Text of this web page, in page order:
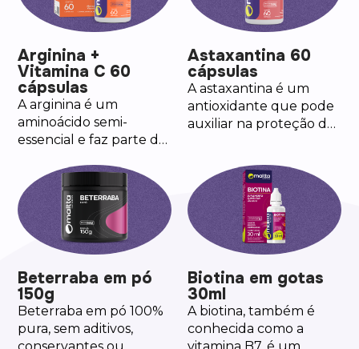
energético.
Arginina +
Vitamina C 60
cápsulas
A arginina é um
aminoácido semi-
essencial e faz parte de
orgânicos.
Astaxantina 60
cápsulas
A astaxantina é um
antioxidante que pode
auxiliar na proteção dos
acomodação visual e na
redução da fadiga
ocular.
Beterraba em pó
150g
Beterraba em pó 100%
pura, sem aditivos,
Biotina em gotas
30ml
A biotina, também é
conhecida como a